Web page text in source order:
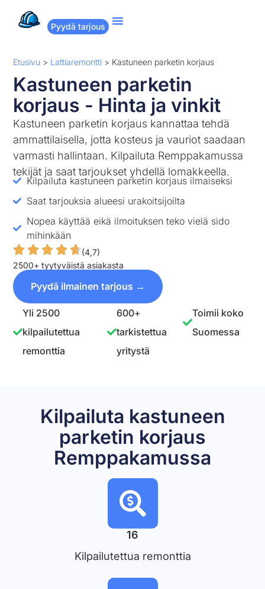
Pyydä tarjous
Etusivu > Lattiaremontti > Kastuneen parketin korjaus
Kastuneen parketin
korjaus - Hinta ja vinkit
Kastuneen parketin korjaus kannattaa tehdä
ammattilaisella, jotta kosteus ja vauriot saadaan
varmasti hallintaan. Kilpailuta Remppakamussa
tekijät ja saat tarjoukset yhdellä lomakkeella.
Kilpailuta kastuneen parketin korjaus ilmaiseksi
Saat tarjouksia alueesi urakoitsijoilta
Nopea käyttää eikä ilmoituksen teko vielä sido
mihinkään
(4,7)
2500+ tyytyväistä asiakasta
Pyydä ilmainen tarjous →
Yli 2500
kilpailutettua
remonttia
600+
tarkistettua
yritystä
Toimii koko
Suomessa
Kilpailuta kastuneen
parketin korjaus
Remppakamussa
16
Kilpailutettua remonttia